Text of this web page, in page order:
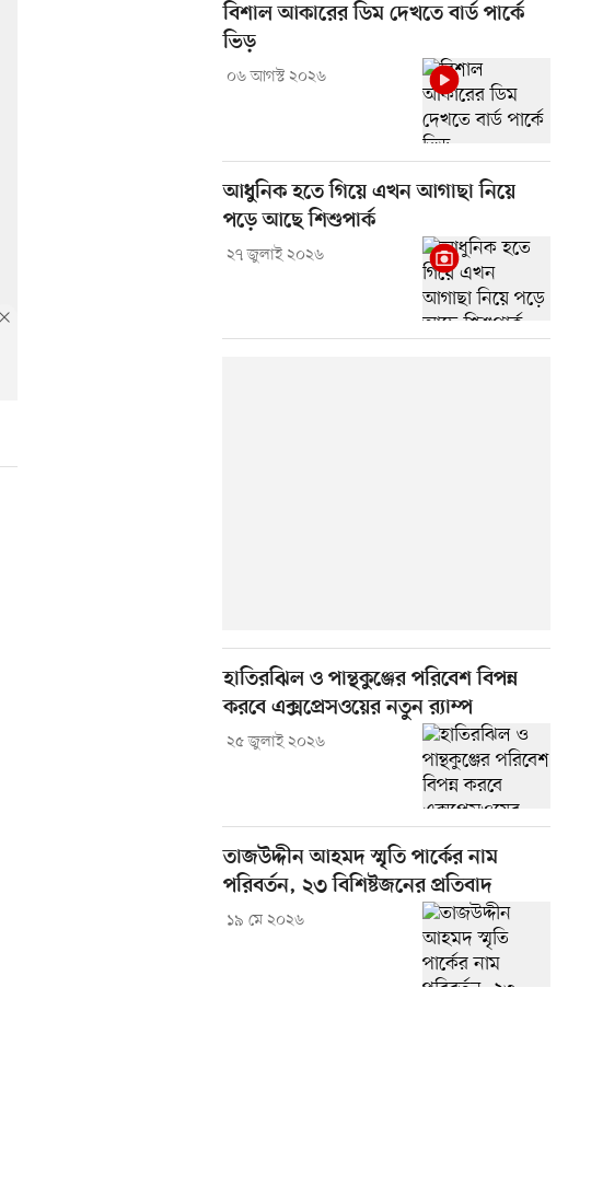
বিশাল আকারের ডিম দেখতে বার্ড পার্কে
ভিড়
০৬ আগস্ট ২০২৬
আধুনিক হতে গিয়ে এখন আগাছা নিয়ে
পড়ে আছে শিশুপার্ক
২৭ জুলাই ২০২৬
হাতিরঝিল ও পান্থকুঞ্জের পরিবেশ বিপন্ন
করবে এক্সপ্রেসওয়ের নতুন র‍্যাম্প
২৫ জুলাই ২০২৬
তাজউদ্দীন আহমদ স্মৃতি পার্কের নাম
পরিবর্তন, ২৩ বিশিষ্টজনের প্রতিবাদ
১৯ মে ২০২৬